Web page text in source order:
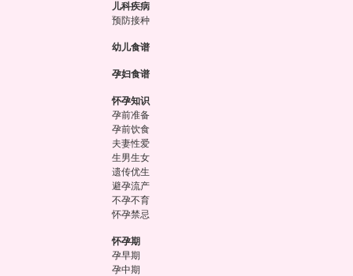
儿科疾病
预防接种
幼儿食谱
孕妇食谱
怀孕知识
孕前准备
孕前饮食
夫妻性爱
生男生女
遗传优生
避孕流产
不孕不育
怀孕禁忌
怀孕期
孕早期
孕中期